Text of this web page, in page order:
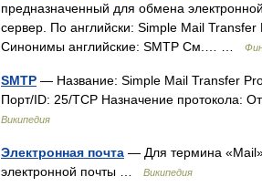
предназначенный для обмена
сервер. По английски: Simple Mail
Синонимы английские: SMTP См.… …
SMTP — Название: Simple Mail Transfer
Порт/ID: 25/TCP Назначение протокола:
Википедия
Электронная почта — Для термина
электронной почты …
Википедия